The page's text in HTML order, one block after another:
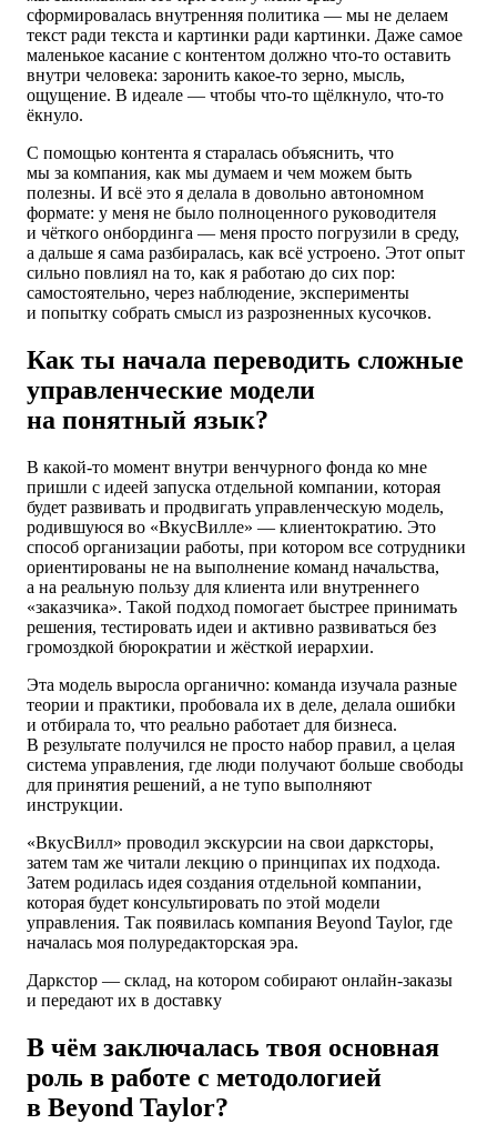
сформировалась внутренняя политика — мы не делаем
текст ради текста и картинки ради картинки. Даже самое
маленькое касание с контентом должно что-то оставить
внутри человека: заронить какое-то зерно, мысль,
ощущение. В идеале — чтобы что-то щёлкнуло, что-то
ёкнуло.
С помощью контента я старалась объяснить, что
мы за компания, как мы думаем и чем можем быть
полезны. И всё это я делала в довольно автономном
формате: у меня не было полноценного руководителя
и чёткого онбординга — меня просто погрузили в среду,
а дальше я сама разбиралась, как всё устроено. Этот опыт
сильно повлиял на то, как я работаю до сих пор:
самостоятельно, через наблюдение, эксперименты
и попытку собрать смысл из разрозненных кусочков.
Как ты начала переводить сложные
управленческие модели
на понятный язык?
В какой-то момент внутри венчурного фонда ко мне
пришли с идеей запуска отдельной компании, которая
будет развивать и продвигать управленческую модель,
родившуюся во «ВкусВилле» — клиентократию. Это
способ организации работы, при котором все сотрудники
ориентированы не на выполнение команд начальства,
а на реальную пользу для клиента или внутреннего
«заказчика». Такой подход помогает быстрее принимать
решения, тестировать идеи и активно развиваться без
громоздкой бюрократии и жёсткой иерархии.
Эта модель выросла органично: команда изучала разные
теории и практики, пробовала их в деле, делала ошибки
и отбирала то, что реально работает для бизнеса.
В результате получился не просто набор правил, а целая
система управления, где люди получают больше свободы
для принятия решений, а не тупо выполняют
инструкции.
«ВкусВилл» проводил экскурсии на свои дарксторы,
затем там же читали лекцию о принципах их подхода.
Затем родилась идея создания отдельной компании,
которая будет консультировать по этой модели
управления. Так появилась компания Beyond Taylor, где
началась моя полуредакторская эра.
Даркстор — склад, на котором собирают онлайн-заказы
и передают их в доставку
В чём заключалась твоя основная
роль в работе с методологией
в Beyond Taylor?